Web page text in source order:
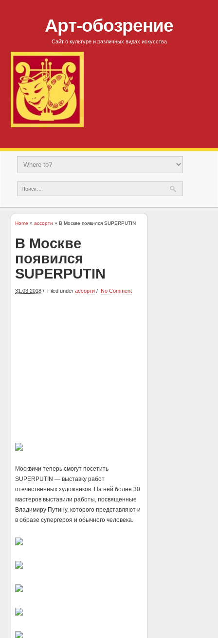
Арт-обозрение
Сайт о культуре и различных видах искусства
Home »ассорти » В Москве появился SUPERPUTIN
В Москве
появился
SUPERPUTIN
31.03.2018 Filed underассорти No Comment
Москвичи теперь смогут посетить
SUPERPUTIN — выставку работ
отечественных художников. На ней более 30
мастеров выставили работы, посвященные
Владимиру Путину, которого представляют и
в образе супергероя и обычного человека.